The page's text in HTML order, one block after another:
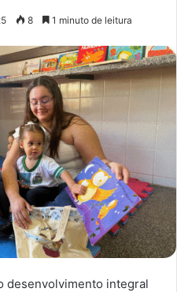
8 1 minuto de leitura
desenvolvimento integral